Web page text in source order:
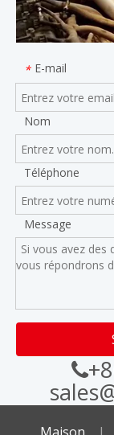
* E-mail
Nom
Téléphone
Message
